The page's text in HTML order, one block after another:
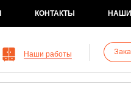
КОНТАКТЫ
Наши работы